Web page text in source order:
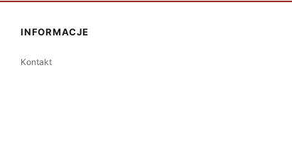
INFORMACJE
Kontakt